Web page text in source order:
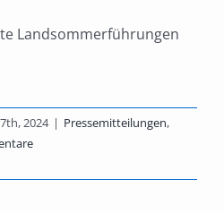
Landsommerführungen
2024 | Pressemitteilungen,